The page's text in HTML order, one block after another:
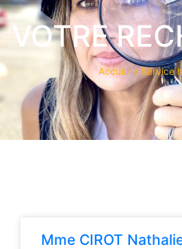
VOTRE
Accueil» Service
Mme CIROT